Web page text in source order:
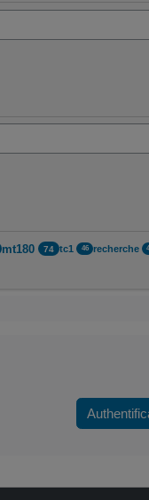
mt180 74 tc1 46 recherche